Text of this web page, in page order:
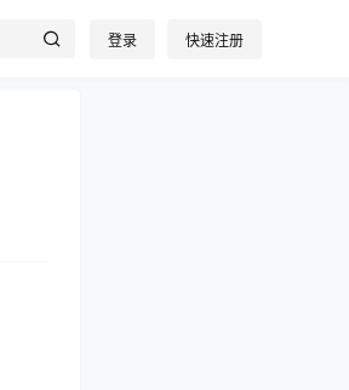
登录 快速注册